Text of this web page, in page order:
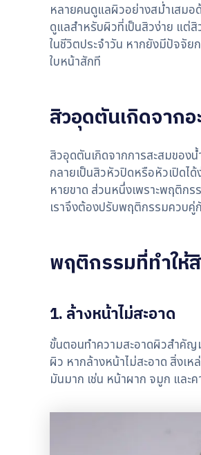
หลายคนดูแลผิวอย่างสม่ำเสม
ดูแลสำหรับผิวที่เป็นสิวง่าย แต่
ในชีวิตประจำวัน หากยังมีปัจจัย
ใบหน้าสักที
สิวอุดตันเกิดจากอ
สิวอุดตันเกิดจากการสะสมของ
กลายเป็นสิวหัวปิดหรือหัวเปิดไ
หายขาด ส่วนหนึ่งเพราะพฤติก
เราจึงต้องปรับพฤติกรรมควบคู่
พฤติกรรมที่ทำให้
1. ล้างหน้าไม่สะอาด
ขั้นตอนทำความสะอาดผิวสำคัญ
ผิว หากล้างหน้าไม่สะอาด สิ่งเ
มันมาก เช่น หน้าผาก จมูก และ